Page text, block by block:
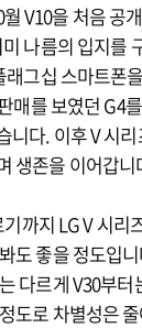
V10을 처음 공
나름의 입지를
그십 스마트폰
매를 보였던 G4
니다. 이후 V 시
생존을 이어갑니
까지 LG V 시리
도 좋을 정도입
다르게 V30부터
도로 차별성은